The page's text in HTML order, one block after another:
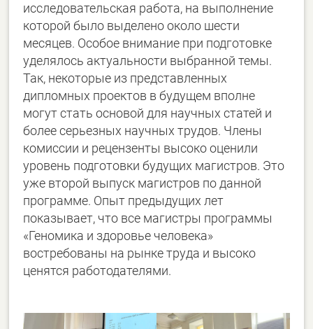
исследовательская работа, на выполнение
которой было выделено около шести
месяцев. Особое внимание при подготовке
уделялось актуальности выбранной темы.
Так, некоторые из представленных
дипломных проектов в будущем вполне
могут стать основой для научных статей и
более серьезных научных трудов. Члены
комиссии и рецензенты высоко оценили
уровень подготовки будущих магистров. Это
уже второй выпуск магистров по данной
программе. Опыт предыдущих лет
показывает, что все магистры программы
«Геномика и здоровье человека»
востребованы на рынке труда и высоко
ценятся работодателями.